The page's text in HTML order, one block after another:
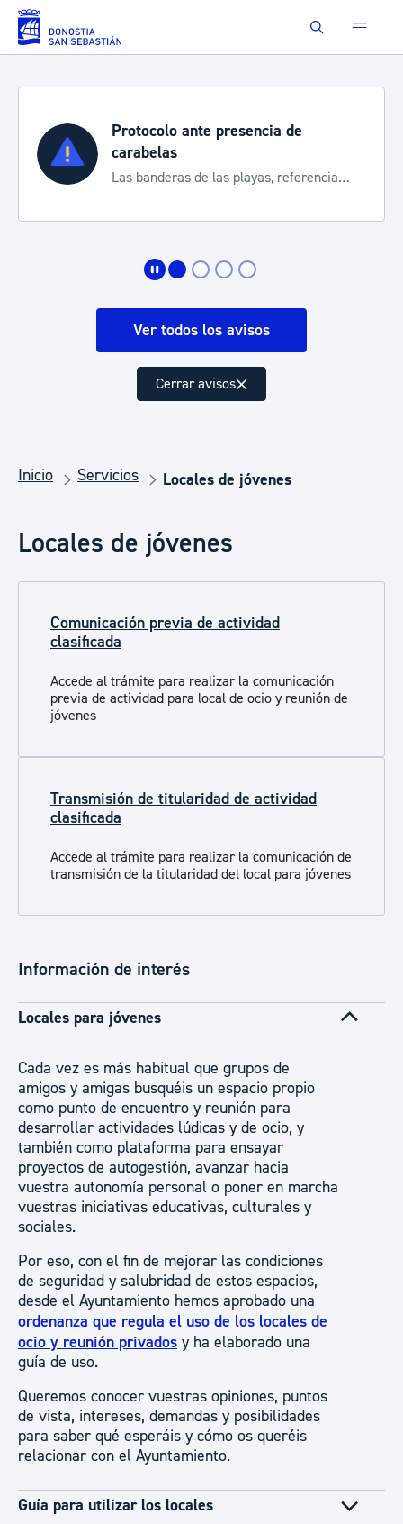
Saltar al contenido principal Buscar
Protocolo ante presencia de
carabelas
Las banderas de las playas, referencia
Ver todos los avisos
Cerrar avisos
Inicio Servicios Locales de jóvenes
Locales de jóvenes
Comunicación previa de actividad
clasificada
Accede al trámite para realizar la comunicación
previa de actividad para local de ocio y reunión de
jóvenes
Transmisión de titularidad de actividad
clasificada
Accede al trámite para realizar la comunicación de
transmisión de la titularidad del local para jóvenes
Información de interés
Locales para jóvenes
Cada vez es más habitual que grupos de
amigos y amigas busquéis un espacio propio
como punto de encuentro y reunión para
desarrollar actividades lúdicas y de ocio, y
también como plataforma para ensayar
proyectos de autogestión, avanzar hacia
vuestra autonomía personal o poner en marcha
vuestras iniciativas educativas, culturales y
sociales.
Por eso, con el fin de mejorar las condiciones
de seguridad y salubridad de estos espacios,
desde el Ayuntamiento hemos aprobado una
ordenanza que regula el uso de los locales de
ocio y reunión privados y ha elaborado una
guía de uso.
Queremos conocer vuestras opiniones, puntos
de vista, intereses, demandas y posibilidades
para saber qué esperáis y cómo os queréis
relacionar con el Ayuntamiento.
Guía para utilizar los locales